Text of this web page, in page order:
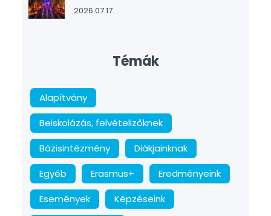
2026.07.17.
Témák
Alapítvány
Beiskolázás, felvételizőknek
Bázisintézmény
Diákjainknak
Egyéb
Erasmus+
Eredményeink
Események
Képzéseink